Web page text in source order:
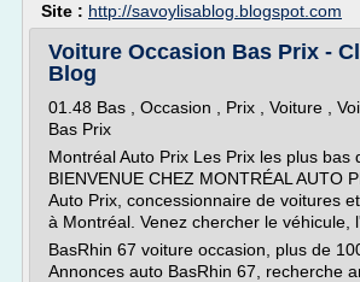
Site : http://savoylisablog.blogspot.com
Voiture Occasion Bas Prix -
Blog
01.48 Bas , Occasion , Prix , Voiture ,
Bas Prix
Montréal Auto Prix Les Prix les plus bas
BIENVENUE CHEZ MONTRÉAL AUTO
Auto Prix, concessionnaire de voitures
à Montréal. Venez chercher le véhicule,
BasRhin 67 voiture occasion, plus de
Annonces auto BasRhin 67, recherche